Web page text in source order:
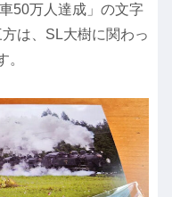
50万人達成」の文字
は、SL大樹に関わっ
。